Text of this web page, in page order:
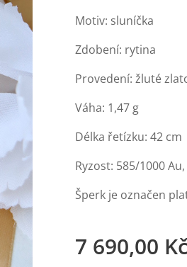
Motiv: sluníčka
Zdobení: rytina
Provedení: žluté
Váha: 1,47 g
Délka řetízku: 42 cm
Ryzost: 585/1000
Šperk je označen
7 690,00